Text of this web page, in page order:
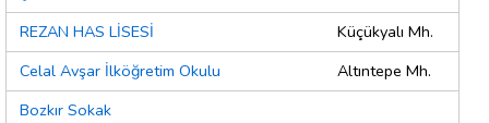
REZAN HAS LİSESİ
Küçükyalı Mh.
Celal Avşar İlköğretim Okulu
Altıntepe Mh.
Bozkır Sokak